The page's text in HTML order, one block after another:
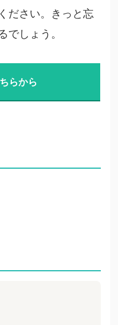
ださい。きっと忘
でしょう。
らから